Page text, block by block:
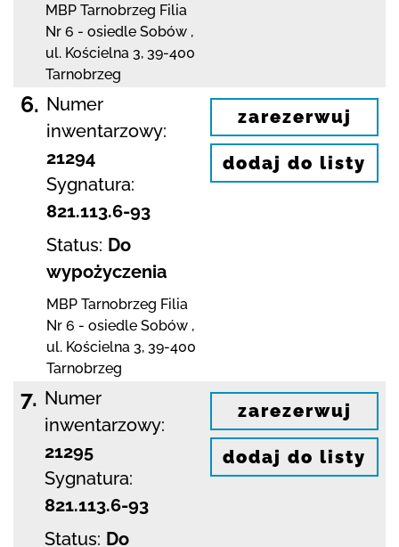
MBP Tarnobrzeg Filia
Nr 6 - osiedle Sobów ,
ul. Kościelna 3, 39-400
Tarnobrzeg
6. Numer
inwentarzowy:
21294
Sygnatura:
821.113.6-93
Status: Do
wypożyczenia
MBP Tarnobrzeg Filia
Nr 6 - osiedle Sobów ,
ul. Kościelna 3, 39-400
Tarnobrzeg
zarezerwuj
dodaj do listy
7. Numer
inwentarzowy:
21295
Sygnatura:
821.113.6-93
Status: Do
zarezerwuj
dodaj do listy